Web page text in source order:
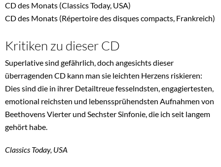
CD des Monats (Classics Today, USA)
CD des Monats (Répertoire des disques compacts, Frankreich)
Kritiken zu dieser CD
Superlative sind gefährlich, doch angesichts dieser
überragenden CD kann man sie leichten Herzens riskieren:
Dies sind die in ihrer Detailtreue fesselndsten, engagiertesten,
emotional reichsten und lebenssprühendsten Aufnahmen von
Beethovens Vierter und Sechster Sinfonie, die ich seit langem
gehört habe.
Classics Today, USA